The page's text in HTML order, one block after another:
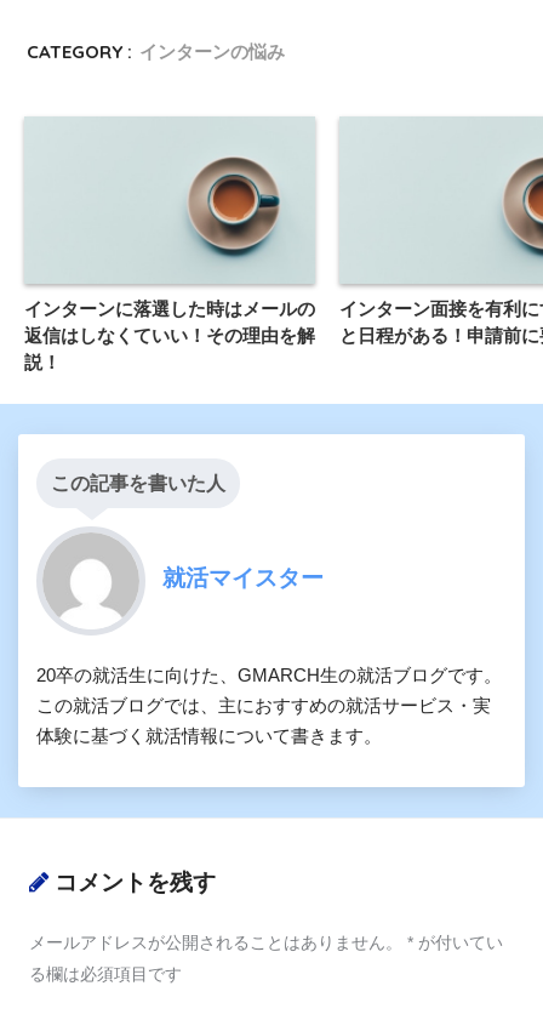
CATEGORY : インターンの悩み
インターンに落選した時はメールの
返信はしなくていい！その理由を解
説！
インターン面接を有利
と日程がある！申請前
この記事を書いた人
就活マイスター
20卒の就活生に向けた、GMARCH生の就活ブログです。
この就活ブログでは、主におすすめの就活サービス・実
体験に基づく就活情報について書きます。
コメントを残す
メールアドレスが公開されることはありません。 * が付いてい
る欄は必須項目です